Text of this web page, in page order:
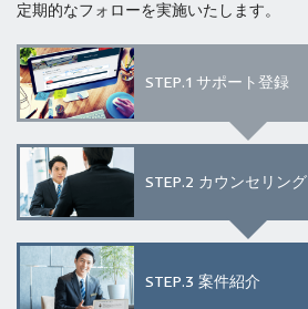
定期的なフォローを実施いたします。
STEP.1 サポート登録
STEP.2 カウンセリング
STEP.3 案件紹介